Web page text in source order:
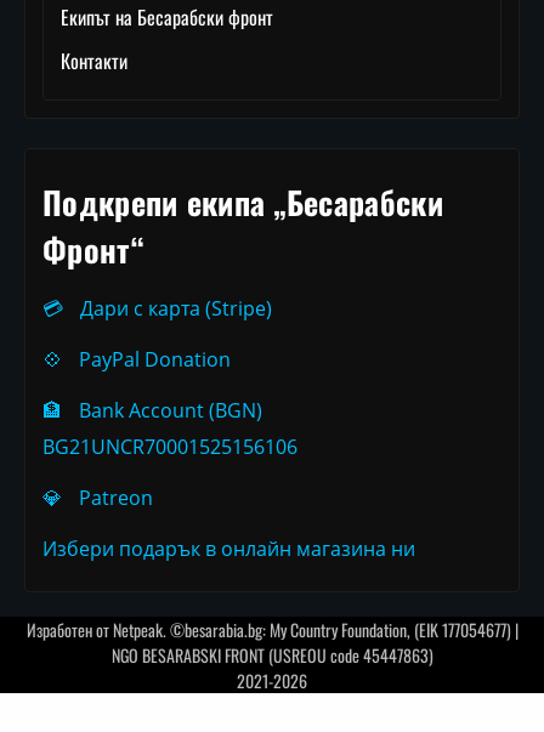
Екипът на Бесарабски фронт
Контакти
Подкрепи екипа „Бесарабски
Фронт“
💳
Дари с карта (Stripe)
💠
PayPal Donation
🏦
Bank Account (BGN)
BG21UNCR70001525156106
💎
Patreon
Избери подарък в онлайн магазина ни
Изработен отNetpeak. ©besarabia.bg: My Country Foundation, (EIK 177054677) |
NGO BESARABSKI FRONT (USREOU code 45447863)
2021-2026